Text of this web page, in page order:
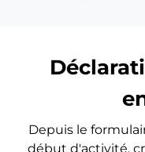
Depuis le
début d'activité,